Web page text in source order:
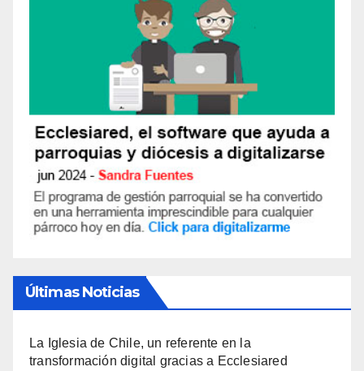
Últimas Noticias
La Iglesia de Chile, un referente en la
transformación digital gracias a Ecclesiared